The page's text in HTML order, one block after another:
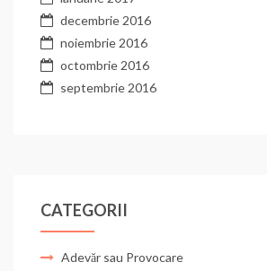
decembrie 2016
noiembrie 2016
octombrie 2016
septembrie 2016
CATEGORII
Adevăr sau Provocare